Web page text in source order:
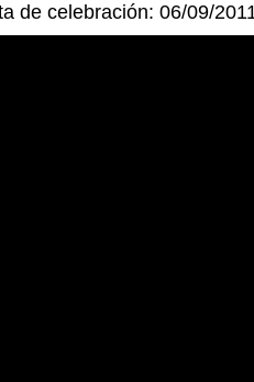
de celebración: 06/09/